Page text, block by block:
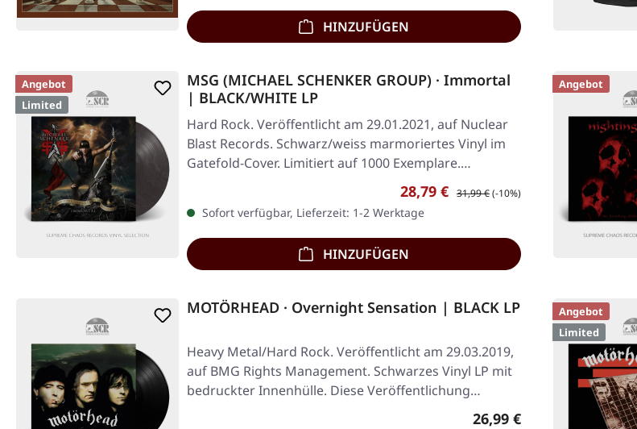
HINZUFÜGEN
Angebot
Limited
MSG (MICHAEL SCHENKER GROUP) · Immortal
| BLACK/WHITE LP
Hard Rock. Veröffentlicht am 29.01.2021, auf Nuclear
Blast Records. Schwarz/weiss marmoriertes Vinyl im
Gatefold-Cover. Limitiert auf 1000 Exemplare.…
Verkaufspreis:
28,79 € Regulärer Preis:
31,99 €(-10%)
Sofort verfügbar, Lieferzeit: 1-2 Werktage
HINZUFÜGEN
Angebot
MOTÖRHEAD · Overnight Sensation | BLACK LP
Heavy Metal/Hard Rock. Veröffentlicht am 29.03.2019,
auf BMG Rights Management. Schwarzes Vinyl LP mit
bedruckter Innenhülle. Diese Veröffentlichung…
Regulärer Preis:
26,99 €
Angebot
Limited